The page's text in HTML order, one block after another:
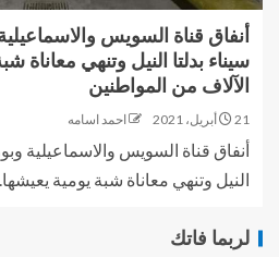
أنفاق قناة السويس
سيناء بدلتا النيل وتنهي معاناة
الآلاف من المواطنين
21 أبريل، 2021 احمد اسامه
أنفاق قناة السويس والاسماعيلية
النيل وتنهي معاناة شبة يومية
لربما فاتك